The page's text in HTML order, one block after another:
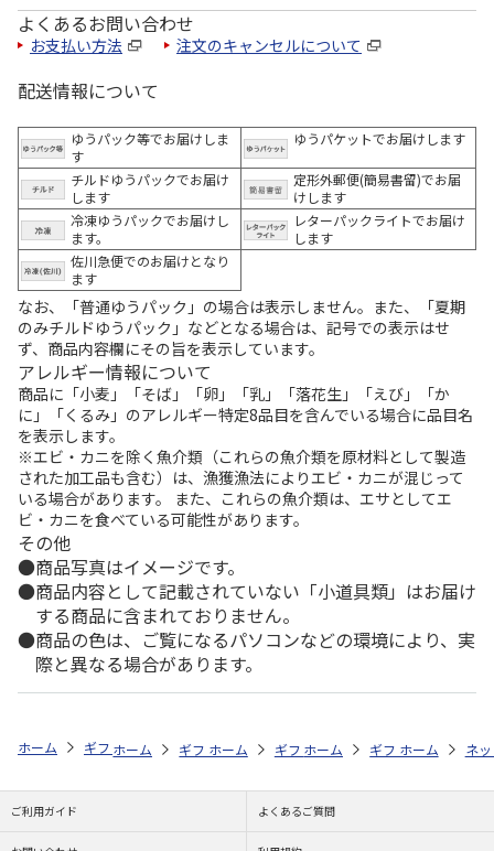
よくあるお問い合わせ
お支払い方法 注文のキャンセルについて
配送情報について
ゆうパック等でお届けしま
す
ゆうパケットでお届けします
チルドゆうパックでお届け
します
定形外郵便(簡易書留)でお届
けします
冷凍ゆうパックでお届けし
ます。
レターパックライトでお届け
します
佐川急便でのお届けとなり
ます
なお、「普通ゆうパック」の場合は表示しません。また、「夏期
のみチルドゆうパック」などとなる場合は、記号での表示はせ
ず、商品内容欄にその旨を表示しています。
アレルギー情報について
商品に「小麦」「そば」「卵」「乳」「落花生」「えび」「か
に」「くるみ」のアレルギー特定8品目を含んでいる場合に品目名
を表示します。
※エビ・カニを除く魚介類（これらの魚介類を原材料として製造
された加工品も含む）は、漁獲漁法によりエビ・カニが混じって
いる場合があります。 また、これらの魚介類は、エサとしてエ
ビ・カニを食べている可能性があります。
その他
商品写真はイメージです。
商品内容として記載されていない「小道具類」はお届け
する商品に含まれておりません。
商品の色は、ご覧になるパソコンなどの環境により、実
際と異なる場合があります。
ホーム ギフト通販 内祝い・お返し 結婚内祝い 今治クレシェン
ホーム ギフト通販 内祝い・お返し 結婚内祝い
ホーム ギフト通販 内祝い・お返し
ホーム ギフト通販 内
ホーム ネ
ご利用ガイド よくあるご質問